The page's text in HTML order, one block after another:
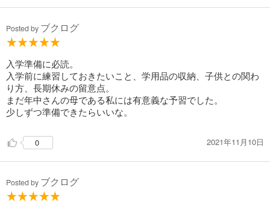
Posted by ブクログ
入学準備に必読。
入学前に練習しておきたいこと、学用品の収納、子供との関わ
り方、長期休みの留意点。
まだ年中さんの母である私には有意義な予習でした。
少しずつ準備できたらいいな。
0 2021年11月10日
Posted by ブクログ